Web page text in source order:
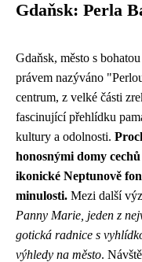
Gdaňsk: Perla
Gdaňsk, město s
právem nazýváno
centrum, z velké části
fascinující přehlídku
kultury a odolnosti.
honosnými domy
ikonické Neptunově
minulosti. Mezi další
Panny Marie, jeden z
gotická radnice s
výhledy na město.